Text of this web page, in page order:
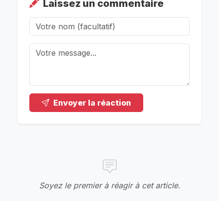
Laissez un commentaire
Envoyer la réaction
Soyez le premier à réagir à cet article.